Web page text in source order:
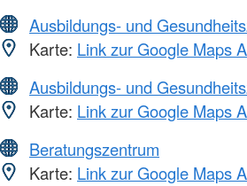
Ausbildungs- und
Karte: Link zur Google Maps
Ausbildungs- und
Karte: Link zur Google Maps
Beratungszentrum
Karte: Link zur Google Maps